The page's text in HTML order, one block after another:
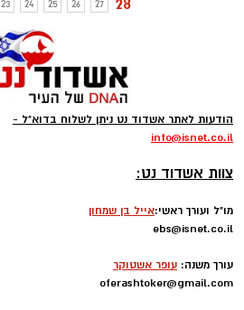
23 24 25 26 27
הודעות לאתר אשדוד נט ניתן לשלוח בדוא"ל -
info@isnet.co.il
צוות אשדוד נט:
מו"ל ועורך ראשי:אייל בן שמחון
ebs@isnet.co.il
עורך משנה: עופר אשטוקר
oferashtoker@gmail.com